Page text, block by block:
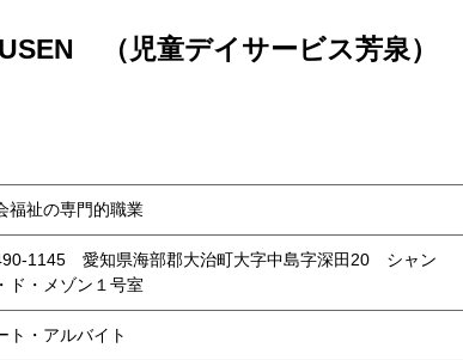
（児童デイサービス芳泉）
福祉の専門的職業
1145 愛知県海部郡大治町大字中島字深田20 シャン
ド・メゾン１号室
ト・アルバイト